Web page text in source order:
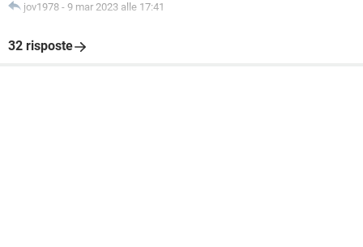
jov1978 - 9 mar 2023 alle 17:41
32 risposte